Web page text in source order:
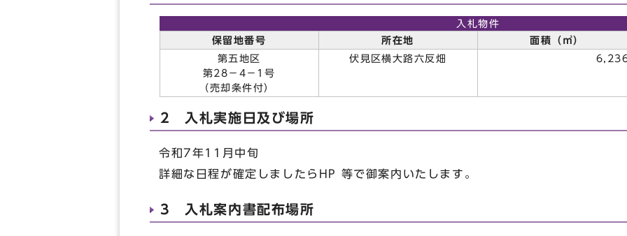
入札物件
保留地番号
所在地
面積（㎡）
第五地区
第28－4－1号
（売却条件付）
伏見区横大路六反畑
2 入札実施日及び場所
令和7年11月中旬
詳細な日程が確定しましたらHP 等で御案内いたします。
3 入札案内書配布場所